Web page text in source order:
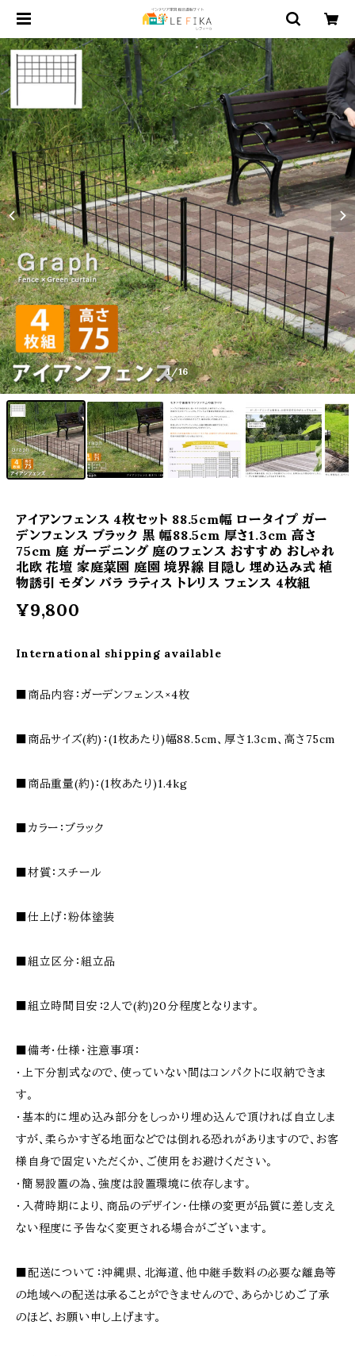
1/16
アイアンフェンス 4枚セット 88.5cm幅 ロータイプ ガー
デンフェンス ブラック 黒 幅88.5cm 厚さ1.3cm 高さ
75cm 庭 ガーデニング 庭のフェンス おすすめ おしゃれ
北欧 花壇 家庭菜園 庭園 境界線 目隠し 埋め込み式 植
物誘引 モダン バラ ラティス トレリス フェンス 4枚組
¥9,800
International shipping available
■商品内容：ガーデンフェンス×4枚
■商品サイズ(約)：(1枚あたり)幅88.5cm、厚さ1.3cm、高さ75cm
■商品重量(約)：(1枚あたり)1.4kg
■カラー：ブラック
■材質：スチール
■仕上げ：粉体塗装
■組立区分：組立品
■組立時間目安：2人で(約)20分程度となります。
■備考・仕様・注意事項：
・上下分割式なので、使っていない間はコンパクトに収納できま
す。
・基本的に埋め込み部分をしっかり埋め込んで頂ければ自立しま
すが、柔らかすぎる地面などでは倒れる恐れがありますので、お客
様自身で固定いただくか、ご使用をお避けください。
・簡易設置の為、強度は設置環境に依存します。
・入荷時期により、商品のデザイン・仕様の変更が品質に差し支え
ない程度に予告なく変更される場合がございます。
■配送について：沖縄県、北海道、他中継手数料の必要な離島等
の地域への配送は承ることができませんので、あらかじめご了承
のほど、お願い申し上げます。